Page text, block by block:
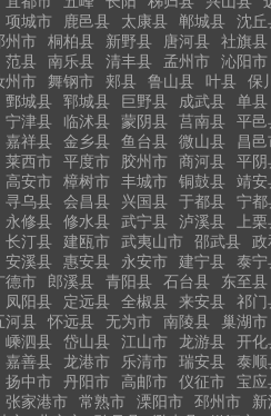
项城市 鹿邑县 太康县 郸城县 沈丘
州市 桐柏县 新野县 唐河县 社旗县
范县 南乐县 清丰县 孟州市 沁阳市
州市 舞钢市 郏县 鲁山县 叶县 保
鄄城县 郓城县 巨野县 成武县 单县
宁津县 临沭县 蒙阴县 莒南县 平邑
嘉祥县 金乡县 鱼台县 微山县 昌邑
莱西市 平度市 胶州市 商河县 平阴
高安市 樟树市 丰城市 铜鼓县 靖安
寻乌县 会昌县 兴国县 于都县 宁都
永修县 修水县 武宁县 泸溪县 上
长汀县 建瓯市 武夷山市 邵武县 政
安溪县 惠安县 永安市 建宁县 泰宁
德市 郎溪县 青阳县 石台县 东至县
凤阳县 定远县 全椒县 来安县 祁门
河县 怀远县 无为市 南陵县 巢湖市
嵊泗县 岱山县 江山市 龙游县 开化
嘉善县 龙港市 乐清市 瑞安县 泰顺
扬中市 丹阳市 高邮市 仪征市 宝应
张家港市 常熟市 溧阳市 邳州市 新